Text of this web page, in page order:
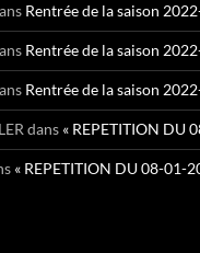
Rentrée de la saison
Rentrée de la saison
Rentrée de la saison
dans « REPETITION DU
« REPETITION DU 08-01-